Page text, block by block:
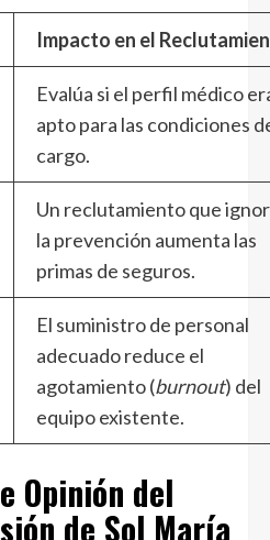
Impacto en el
Evalúa si el perfil médico
apto para las condiciones
cargo.
Un reclutamiento que
la prevención aumenta las
primas de seguros.
El suministro de personal
adecuado reduce el
agotamiento (burnout) del
equipo existente.
Opinión del
de Sol María